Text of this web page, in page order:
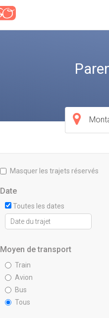
Ville
de
départ
Masquer les trajets réservés
Date
Toutes les dates
Moyen de transport
Train
Avion
Bus
Tous